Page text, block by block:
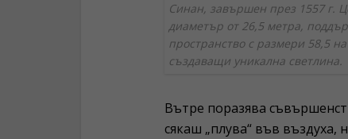
Синан, завършен през 1557 г.
диаметър от 26,5 метра,
пространство с размери 58,5
създаващи уникална светлина.
Вътре поразява
сякаш „плува“ във въздуха,